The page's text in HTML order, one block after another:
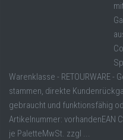
Warenklasse - RETOURWARE
stammen, direkte
gebraucht und funktionsfähig
Artikelnummer: vorhandenEAN
je PaletteMwSt. zzgl ...